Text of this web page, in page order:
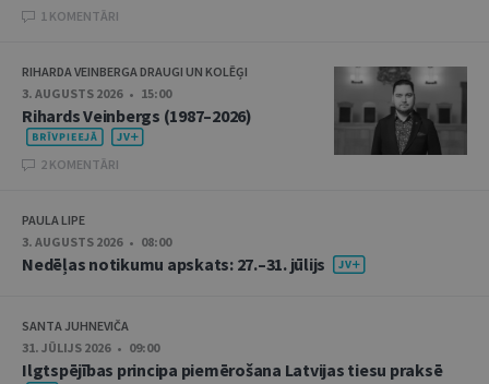
1 KOMENTĀRI
RIHARDA VEINBERGA DRAUGI UN KOLĒĢI
3. AUGUSTS 2026 • 15:00
Rihards Veinbergs (1987–2026)
2 KOMENTĀRI
PAULA LIPE
3. AUGUSTS 2026 • 08:00
Nedēļas notikumu apskats: 27.–31. jūlijs
SANTA JUHNEVIČA
31. JŪLIJS 2026 • 09:00
Ilgtspējības principa piemērošana Latvijas tiesu praksē